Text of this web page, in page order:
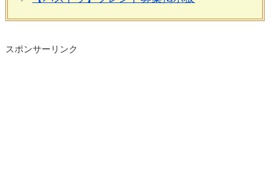
スポンサーリンク